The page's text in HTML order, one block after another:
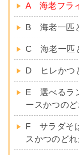
A 海老フラ
B 海老一匹
C 海老一匹
D ヒレかつ
E 選べるラ
ースかつの
F サラダそ
スかつのど